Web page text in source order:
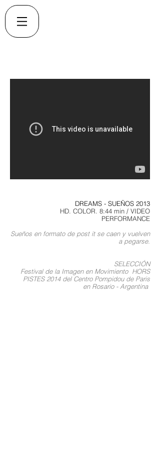
DREAMS - SUEÑOS 2013
HD. COLOR. 8:44 min / VIDEO
PERFORMANCE
Sueños en formato de post it se caen y vuelven
a pegarse.
SELECCIÓN
Festival de la Imagen en Movimiento HORS
PISTES 2014 del Centro Pompidou de Paris
en Rosario - Argentina